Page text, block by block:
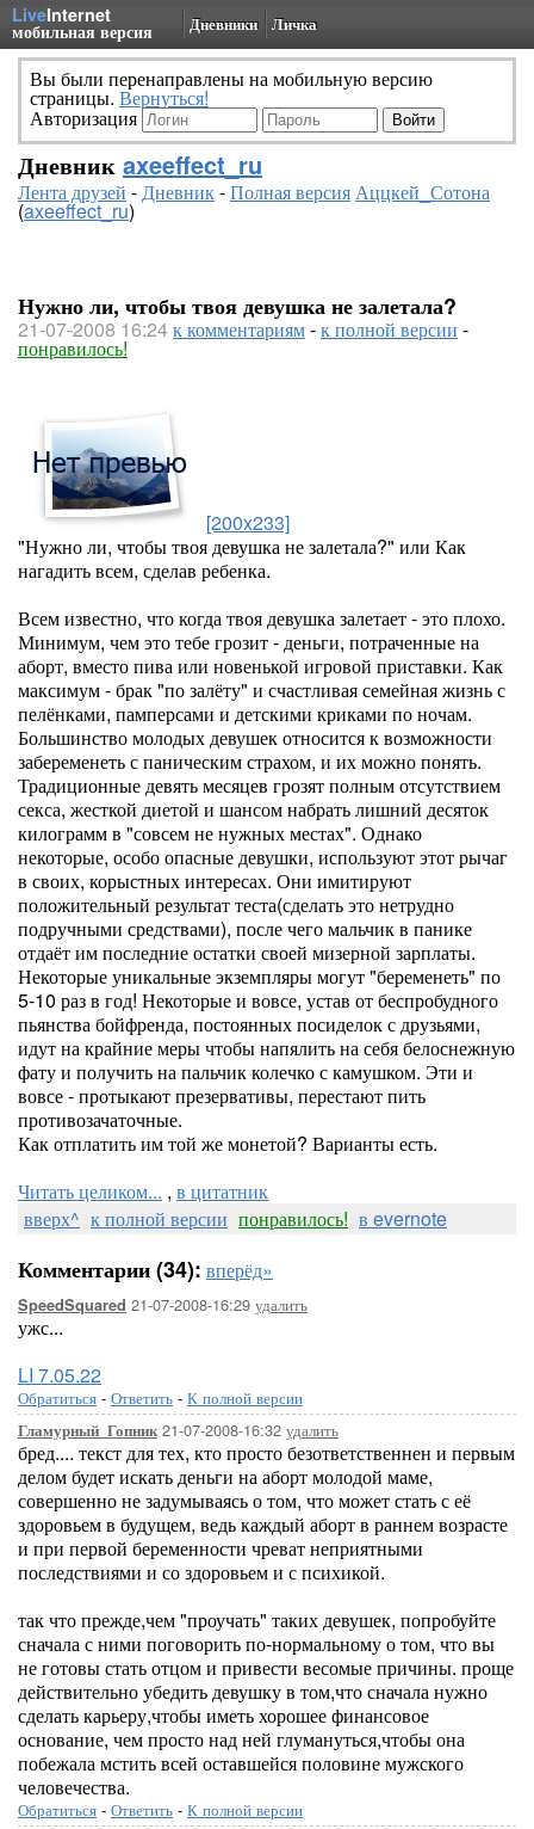
LiveInternet
мобильная версия Дневники Личка
Вы были перенаправлены на мобильную версию
страницы. Вернуться!
Авторизация
Дневник axeeffect_ru
Лента друзей -Дневник-Полная версияАццкей_Сотона
(axeeffect_ru)
Нужно ли, чтобы твоя девушка не залетала?
21-07-2008 16:24к комментариям-к полной версии -
понравилось!
[200x233]
"Нужно ли, чтобы твоя девушка не залетала?" или Как
нагадить всем, сделав ребенка.
Всем известно, что когда твоя девушка залетает - это плохо.
Минимум, чем это тебе грозит - деньги, потраченные на
аборт, вместо пива или новенькой игровой приставки. Как
максимум - брак "по залёту" и счастливая семейная жизнь с
пелёнками, памперсами и детскими криками по ночам.
Большинство молодых девушек относится к возможности
забеременеть с паническим страхом, и их можно понять.
Традиционные девять месяцев грозят полным отсутствием
секса, жесткой диетой и шансом набрать лишний десяток
килограмм в "совсем не нужных местах". Однако
некоторые, особо опасные девушки, используют этот рычаг
в своих, корыстных интересах. Они имитируют
положительный результат теста(сделать это нетрудно
подручными средствами), после чего мальчик в панике
отдаёт им последние остатки своей мизерной зарплаты.
Некоторые уникальные экземпляры могут "беременеть" по
5-10 раз в год! Некоторые и вовсе, устав от беспробудного
пьянства бойфренда, постоянных посиделок с друзьями,
идут на крайние меры чтобы напялить на себя белоснежную
фату и получить на пальчик колечко с камушком. Эти и
вовсе - протыкают презервативы, перестают пить
противозачаточные.
Как отплатить им той же монетой? Варианты есть.
Читать целиком... , в цитатник
вверх^ к полной версии понравилось! в evernote
Комментарии (34): вперёд»
SpeedSquared 21-07-2008-16:29 удалить
ужс...
LI 7.05.22
Обратиться - Ответить - К полной версии
Гламурный_Гопник21-07-2008-16:32 удалить
бред.... текст для тех, кто просто безответственнен и первым
делом будет искать деньги на аборт молодой маме,
совершенно не задумываясь о том, что может стать с её
здоровьем в будущем, ведь каждый аборт в раннем возрасте
и при первой беременности чреват неприятными
последствиями и со здоровьем и с психикой.
так что прежде,чем "проучать" таких девушек, попробуйте
сначала с ними поговорить по-нормальному о том, что вы
не готовы стать отцом и привести весомые причины. проще
действительно убедить девушку в том,что сначала нужно
сделать карьеру,чтобы иметь хорошее финансовое
основание, чем просто над ней глумануться,чтобы она
побежала мстить всей оставшейся половине мужского
человечества.
Обратиться - Ответить - К полной версии